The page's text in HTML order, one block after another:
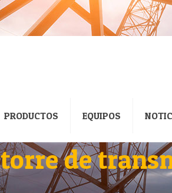
PRODUCTOS EQUIPOS
torre de